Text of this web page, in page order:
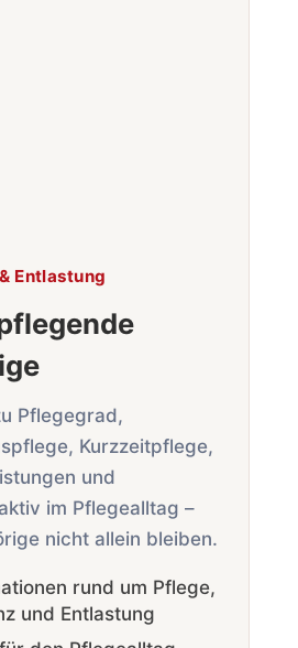
Entlastung
Pflegegrad,
Kurzzeit­pflege,
und
im Pflege­alltag –
nicht allein bleiben.
rund um Pflege,
und Entlastung